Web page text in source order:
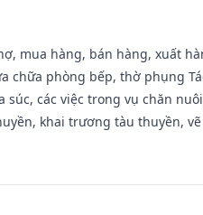
mua hàng, bán hàng, xuất
chữa phòng bếp, thờ phụng
các việc trong vụ chăn
khai trương tàu thuyền,